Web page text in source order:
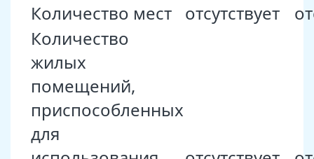
Количество мест отсутствует
Количество
жилых
помещений,
приспособленных
для